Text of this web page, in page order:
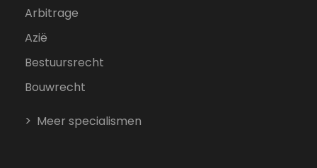
Arbitrage
Azië
Bestuursrecht
Bouwrecht
Meer specialismen